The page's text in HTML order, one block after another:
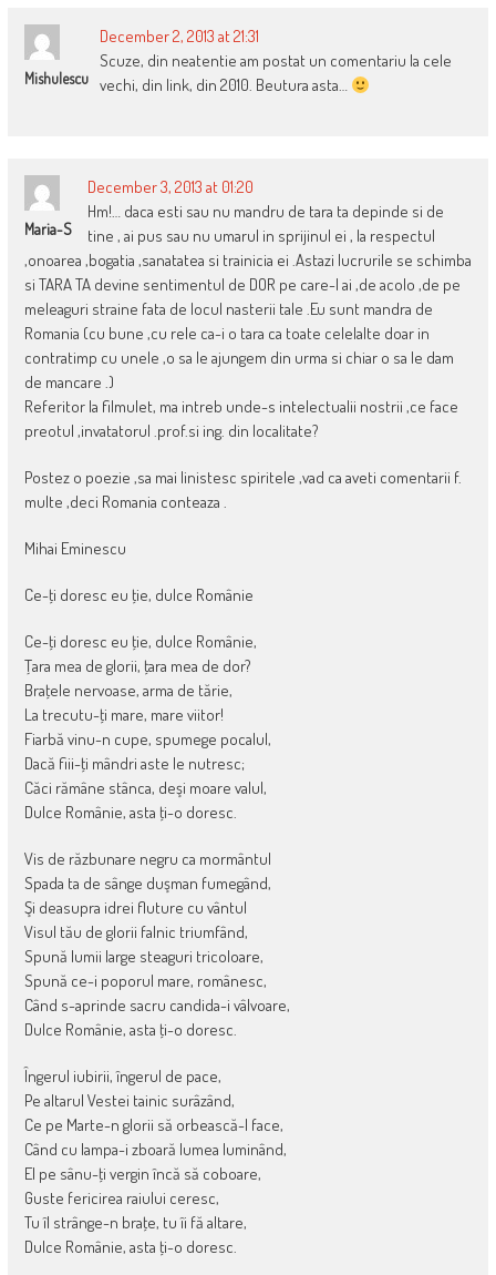
Mishulescu
December 2, 2013 at 21:31
Scuze, din neatentie am postat un comentariu la cele
vechi, din link, din 2010. Beutura asta…
Maria-S
December 3, 2013 at 01:20
Hm!… daca esti sau nu mandru de tara ta depinde si de
tine , ai pus sau nu umarul in sprijinul ei , la respectul
,onoarea ,bogatia ,sanatatea si trainicia ei .Astazi lucrurile se schimba
si TARA TA devine sentimentul de DOR pe care-l ai ,de acolo ,de pe
meleaguri straine fata de locul nasterii tale .Eu sunt mandra de
Romania (cu bune ,cu rele ca-i o tara ca toate celelalte doar in
contratimp cu unele ,o sa le ajungem din urma si chiar o sa le dam
de mancare .)
Referitor la filmulet, ma intreb unde-s intelectualii nostrii ,ce face
preotul ,invatatorul .prof.si ing. din localitate?
Postez o poezie ,sa mai linistesc spiritele ,vad ca aveti comentarii f.
multe ,deci Romania conteaza .
Mihai Eminescu
Ce-ţi doresc eu ţie, dulce Românie
Ce-ţi doresc eu ţie, dulce Românie,
Ţara mea de glorii, ţara mea de dor?
Braţele nervoase, arma de tărie,
La trecutu-ţi mare, mare viitor!
Fiarbă vinu-n cupe, spumege pocalul,
Dacă fiii-ţi mândri aste le nutresc;
Căci rămâne stânca, deşi moare valul,
Dulce Românie, asta ţi-o doresc.
Vis de răzbunare negru ca mormântul
Spada ta de sânge duşman fumegând,
Şi deasupra idrei fluture cu vântul
Visul tău de glorii falnic triumfând,
Spună lumii large steaguri tricoloare,
Spună ce-i poporul mare, românesc,
Când s-aprinde sacru candida-i vâlvoare,
Dulce Românie, asta ţi-o doresc.
Îngerul iubirii, îngerul de pace,
Pe altarul Vestei tainic surâzând,
Ce pe Marte-n glorii să orbească-l face,
Când cu lampa-i zboară lumea luminând,
El pe sânu-ţi vergin încă să coboare,
Guste fericirea raiului ceresc,
Tu îl strânge-n braţe, tu îi fă altare,
Dulce Românie, asta ţi-o doresc.